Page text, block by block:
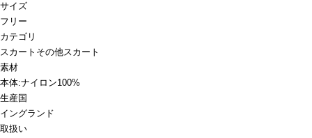
サイズ
フリー
カテゴリ
スカート その他スカート
素材
本体:ナイロン100%
生産国
イングランド
取扱い